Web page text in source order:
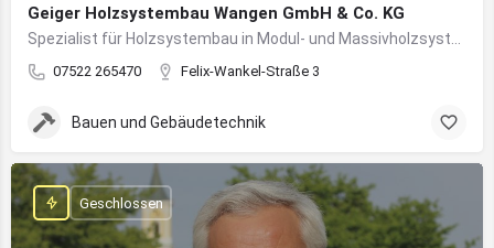
Geiger Holzsystembau Wangen GmbH & Co. KG
07522 265470 Felix-Wankel-Straße 3
Bauen und Gebäudetechnik
Geschlossen